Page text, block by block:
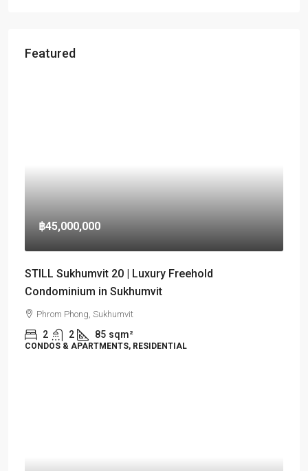
Featured
฿45,000,000
STILL Sukhumvit 20 | Luxury Freehold
Condominium in Sukhumvit
Phrom Phong, Sukhumvit
2 2 85 sqm²
CONDOS & APARTMENTS, RESIDENTIAL